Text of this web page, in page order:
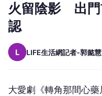
火留陰影 出門
認
L LIFE生活網記者-郭懿慧
大愛劇《轉角那間心